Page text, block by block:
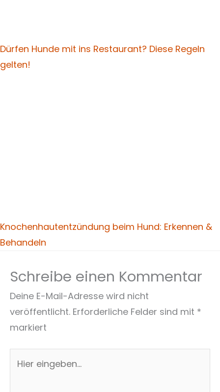
Dürfen Hunde mit ins Restaurant? Diese Regeln
gelten!
Knochenhautentzündung beim Hund: Erkennen &
Behandeln
Schreibe einen Kommentar
Deine E-Mail-Adresse wird nicht
veröffentlicht. Erforderliche Felder sind mit *
markiert
eingeben…